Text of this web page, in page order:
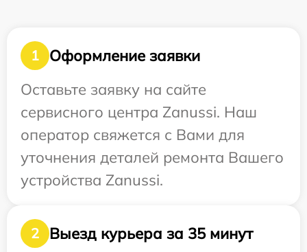
1
Оформление заявки
Оставьте заявку на сайте
сервисного центра Zanussi. Наш
оператор свяжется с Вами для
уточнения деталей ремонта Вашего
устройства Zanussi.
2
Выезд курьера за 35 минут